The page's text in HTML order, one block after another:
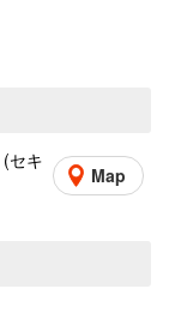
セキ
Map